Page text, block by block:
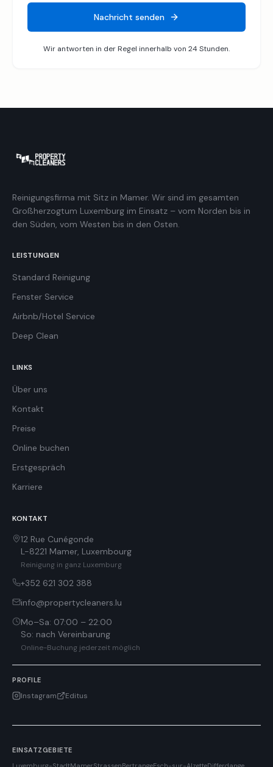
Nachricht senden
Wir antworten in der Regel innerhalb von 24 Stunden.
Reinigungsfirma mit Sitz in Mamer. Wir sind im gesamten
Großherzogtum Luxemburg im Einsatz – vom Norden bis in
den Süden, vom Westen bis in den Osten.
LEISTUNGEN
Standard Reinigung
Fenster Service
Airbnb/Hotel Service
Deep Clean
LINKS
Über uns
Kontakt
Preise
Online buchen
Erstgespräch
Karriere
KONTAKT
12 Rue Cunégonde
L-8221 Mamer, Luxembourg
Reinigung in ganz Luxemburg
+352 621 302 388
info@propertycleaners.lu
Mo–Sa: 07:00 – 22:00
So: nach Vereinbarung
Online-Buchung jederzeit möglich
PROFILE
Instagram Editus
EINSATZGEBIETE